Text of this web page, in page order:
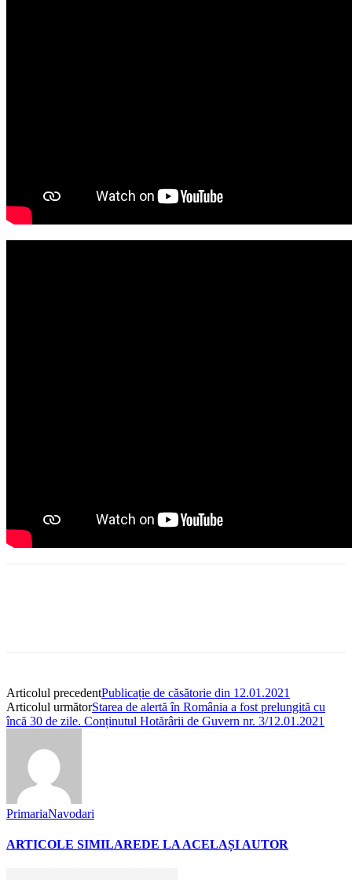
Articolul precedentPublicație de căsătorie din 12.01.2021
Articolul următorStarea de alertă în România a fost prelungită cu
încă 30 de zile. Conținutul Hotărârii de Guvern nr. 3/12.01.2021
PrimariaNavodari
ARTICOLE SIMILAREDE LA ACELAȘI AUTOR